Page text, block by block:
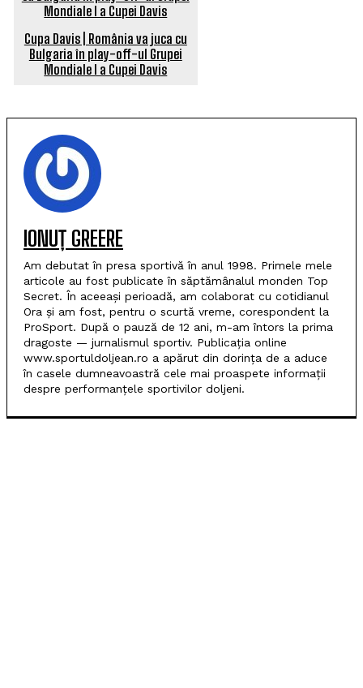
Cupa Davis | România va juca cu
Bulgaria în play-off-ul Grupei
Mondiale I a Cupei Davis
IONUȚ GREERE
Am debutat în presa sportivă în anul 1998. Primele mele
articole au fost publicate în săptămânalul monden Top
Secret. În aceeași perioadă, am colaborat cu cotidianul
Ora și am fost, pentru o scurtă vreme, corespondent la
ProSport. După o pauză de 12 ani, m-am întors la prima
dragoste — jurnalismul sportiv. Publicația online
www.sportuldoljean.ro a apărut din dorința de a aduce
în casele dumneavoastră cele mai proaspete informații
despre performanțele sportivilor doljeni.